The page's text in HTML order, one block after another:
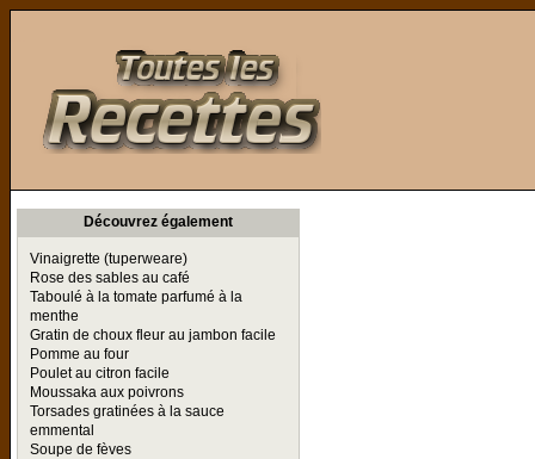
Découvrez également
Vinaigrette (tuperweare)
Rose des sables au café
Taboulé à la tomate parfumé à la
menthe
Gratin de choux fleur au jambon facile
Pomme au four
Poulet au citron facile
Moussaka aux poivrons
Torsades gratinées à la sauce
emmental
Soupe de fèves